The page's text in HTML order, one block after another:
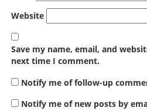
Website
Save my name, email, and
next time I comment.
Notify me of follow-up
Notify me of new posts by